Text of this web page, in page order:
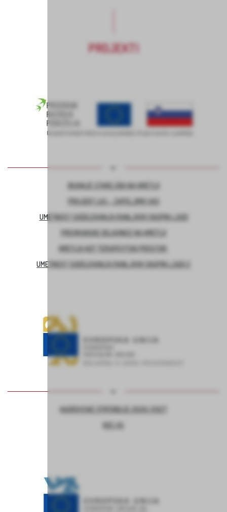
PROJEKTI
BIVANJE STAREJŠIH NA KMETIJI
PROJEKT LAS – ZAPELJIMO VAS
UMETNOST SODELOVANJA RANLJIVIH SKUPIN LJUDI
PREHRANSKE DELAVNICE NA KMETIJI
KMETIJA KOT TERAPEVTSKI PROSTOR
UMETNOST SODELOVANJA RANLJIVIH SKUPIN LJUDI 2
KADROVSKE ŠTIPENDIJE 2026/2027
KOC AS